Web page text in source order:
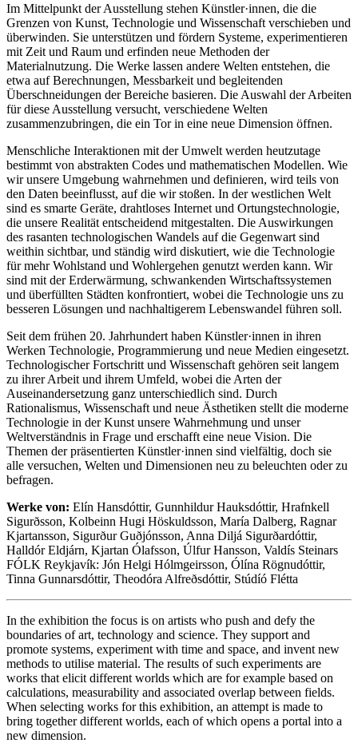
Im Mittelpunkt der Ausstellung stehen Künstler·innen, die die
Grenzen von Kunst, Technologie und Wissenschaft verschieben und
überwinden. Sie unterstützen und fördern Systeme, experimentieren
mit Zeit und Raum und erfinden neue Methoden der
Materialnutzung. Die Werke lassen andere Welten entstehen, die
etwa auf Berechnungen, Messbarkeit und begleitenden
Überschneidungen der Bereiche basieren. Die Auswahl der Arbeiten
für diese Ausstellung versucht, verschiedene Welten
zusammenzubringen, die ein Tor in eine neue Dimension öffnen.
Menschliche Interaktionen mit der Umwelt werden heutzutage
bestimmt von abstrakten Codes und mathematischen Modellen. Wie
wir unsere Umgebung wahrnehmen und definieren, wird teils von
den Daten beeinflusst, auf die wir stoßen. In der westlichen Welt
sind es smarte Geräte, drahtloses Internet und Ortungstechnologie,
die unsere Realität entscheidend mitgestalten. Die Auswirkungen
des rasanten technologischen Wandels auf die Gegenwart sind
weithin sichtbar, und ständig wird diskutiert, wie die Technologie
für mehr Wohlstand und Wohlergehen genutzt werden kann. Wir
sind mit der Erderwärmung, schwankenden Wirtschaftssystemen
und überfüllten Städten konfrontiert, wobei die Technologie uns zu
besseren Lösungen und nachhaltigerem Lebenswandel führen soll.
Seit dem frühen 20. Jahrhundert haben Künstler·innen in ihren
Werken Technologie, Programmierung und neue Medien eingesetzt.
Technologischer Fortschritt und Wissenschaft gehören seit langem
zu ihrer Arbeit und ihrem Umfeld, wobei die Arten der
Auseinandersetzung ganz unterschiedlich sind. Durch
Rationalismus, Wissenschaft und neue Ästhetiken stellt die moderne
Technologie in der Kunst unsere Wahrnehmung und unser
Weltverständnis in Frage und erschafft eine neue Vision. Die
Themen der präsentierten Künstler·innen sind vielfältig, doch sie
alle versuchen, Welten und Dimensionen neu zu beleuchten oder zu
befragen.
Werke von: Elín Hansdóttir, Gunnhildur Hauksdóttir, Hrafnkell
Sigurðsson, Kolbeinn Hugi Höskuldsson, María Dalberg, Ragnar
Kjartansson, Sigurður Guðjónsson, Anna Diljá Sigurðardóttir,
Halldór Eldjárn, Kjartan Ólafsson, Úlfur Hansson, Valdís Steinars
FÓLK Reykjavík: Jón Helgi Hólmgeirsson, Ólína Rögnudóttir,
Tinna Gunnarsdóttir, Theodóra Alfreðsdóttir, Stúdíó Flétta
In the exhibition the focus is on artists who push and defy the
boundaries of art, technology and science. They support and
promote systems, experiment with time and space, and invent new
methods to utilise material. The results of such experiments are
works that elicit different worlds which are for example based on
calculations, measurability and associated overlap between fields.
When selecting works for this exhibition, an attempt is made to
bring together different worlds, each of which opens a portal into a
new dimension.